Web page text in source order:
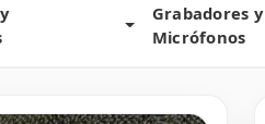
Toggle Dropdown
Grabadores y
Micrófonos